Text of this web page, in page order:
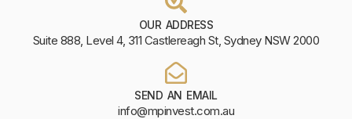
OUR ADDRESS
Suite 888, Level 4, 311 Castlereagh St, Sydney NSW 2000
SEND AN EMAIL
info@mpinvest.com.au